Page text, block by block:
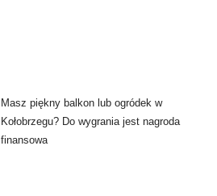
Masz piękny balkon lub ogródek w
Kołobrzegu? Do wygrania jest nagroda
finansowa